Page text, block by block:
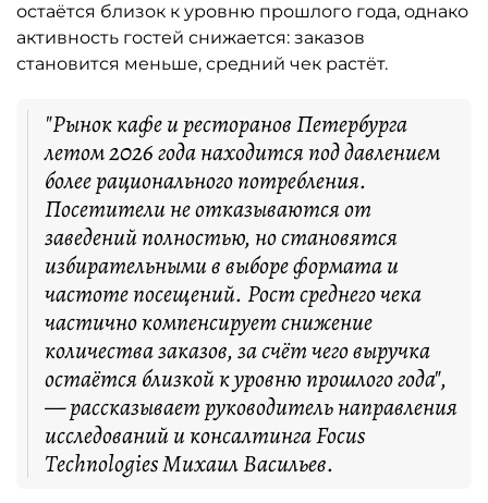
остаётся близок к уровню прошлого года, однако
активность гостей снижается: заказов
становится меньше, средний чек растёт.
"Рынок кафе и ресторанов Петербурга
летом 2026 года находится под давлением
более рационального потребления.
Посетители не отказываются от
заведений полностью, но становятся
избирательными в выборе формата и
частоте посещений. Рост среднего чека
частично компенсирует снижение
количества заказов, за счёт чего выручка
остаётся близкой к уровню прошлого года",
— рассказывает руководитель направления
исследований и консалтинга Focus
Technologies Михаил Васильев.